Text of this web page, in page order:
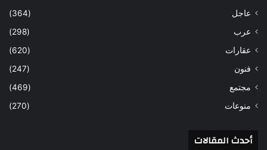
عاجل
(364)
عرب
(298)
عقارات
(620)
فنون
(247)
مجتمع
(469)
منوعات
(270)
أحدث المقالات